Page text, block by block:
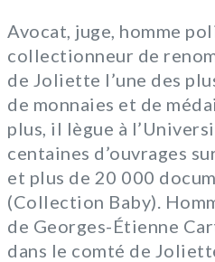
Avocat, juge, homme
collectionneur de
de Joliette l’une des
de monnaies et de
plus, il lègue à
centaines d’ouvrages
et plus de 20 000
(Collection Baby).
de Georges-Étienne
dans le comté de